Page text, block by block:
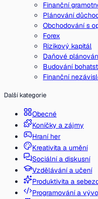
Finanční
Plánování
Obchodování s
Forex
Rizikový kapitál
Daňové
Budování
Finanční
Další kategorie
Obecné
Koníčky a zájmy
Hraní her
Kreativita a umění
Sociální a diskusní
Vzdělávání a učení
Produktivita a
Programování a